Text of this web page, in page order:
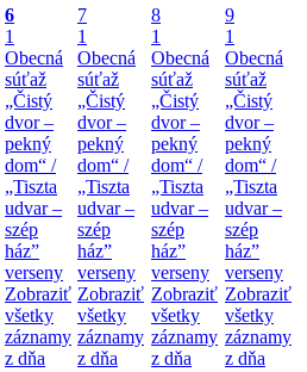
6
1
Obecná
súťaž
„Čistý
dvor –
pekný
dom“ /
„Tiszta
udvar –
szép
ház”
verseny
Zobraziť
všetky
záznamy
z dňa
7
1
Obecná
súťaž
„Čistý
dvor –
pekný
dom“ /
„Tiszta
udvar –
szép
ház”
verseny
Zobraziť
všetky
záznamy
z dňa
8
1
Obecná
súťaž
„Čistý
dvor –
pekný
dom“ /
„Tiszta
udvar –
szép
ház”
verseny
Zobraziť
všetky
záznamy
z dňa
9
1
Obecná
súťaž
„Čistý
dvor –
pekný
dom“ /
„Tiszta
udvar –
szép
ház”
verseny
Zobraziť
všetky
záznamy
z dňa